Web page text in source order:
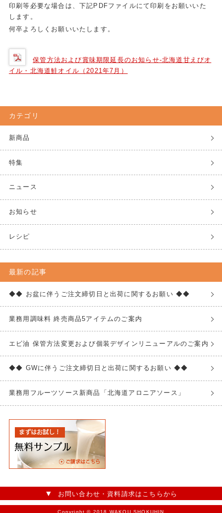
印刷等必要な場合は、下記PDFファイルにて印刷をお願いいた
します。
何卒よろしくお願いいたします。
保管方法および賞味期限延長のお知らせ-北海道甘えびオ
イル・北海道鮭オイル（2021年7月）
カテゴリ
新商品
特集
ニュース
お知らせ
レシピ
最新の記事
◆◆ お盆に伴うご注文締切日と出荷に関するお願い ◆◆
業務用調味料 終売商品5アイテムのご案内
エビ油 保管方法変更および個装デザインリニューアルのご案内
◆◆ GWに伴うご注文締切日と出荷に関するお願い ◆◆
業務用フルーツソース新商品「北海道アロニアソース」
お問い合わせ・資料請求はこちらから
Copyright © 2018 WAKOU SHOKUHIN